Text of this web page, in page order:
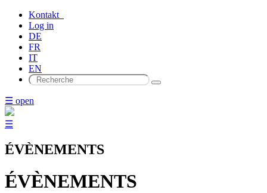
Kontakt
Log in
DE
FR
IT
EN
☰ open
☰
ÉVÈNEMENTS
ÉVÈNEMENTS